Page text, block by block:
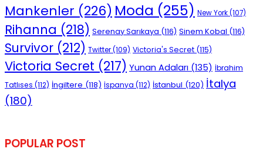
Mankenler (226) Moda (255) New York(107)
Rihanna (218) Serenay Sarıkaya (116) Sinem Kobal (116)
Survivor (212) Twitter(109) Victoria's Secret (115)
Victoria Secret (217) Yunan Adaları (135) İbrahim
Tatlıses (112) İngiltere (118) İspanya (112) İstanbul (120) İtalya
(180)
POPULAR POST